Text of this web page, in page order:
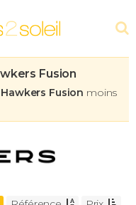
Fusion
Hawkers Fusion moins